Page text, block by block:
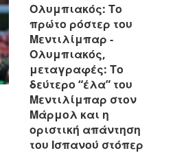
Ολυμπιακός: Το
πρώτο ρόστερ του
Μεντιλίμπαρ -
Ολυμπιακός,
μεταγραφές: Το
δεύτερο “έλα” του
Μεντιλίμπαρ στον
Μάρμολ και η
οριστική απάντηση
του Ισπανού στόπερ